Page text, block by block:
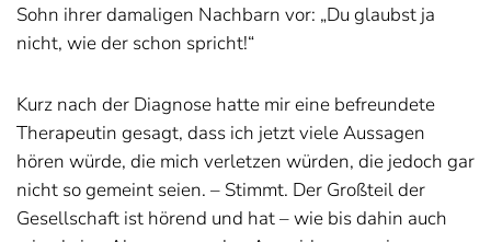
Sohn ihrer damaligen Nachbarn vor: „Du glaubst ja
nicht, wie der schon spricht!“
Kurz nach der Diagnose hatte mir eine befreundete
Therapeutin gesagt, dass ich jetzt viele Aussagen
hören würde, die mich verletzen würden, die jedoch gar
nicht so gemeint seien. – Stimmt. Der Großteil der
Gesellschaft ist hörend und hat – wie bis dahin auch